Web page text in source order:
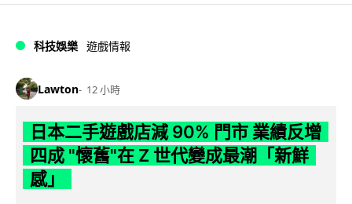
科技娛樂 遊戲情報
Lawton 12 小時
日本二手遊戲店減 90% 門市 業績反增
四成 "懷舊"在 Z 世代變成最潮「新鮮
感」